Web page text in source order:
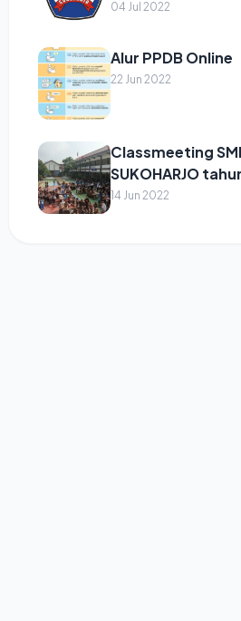
Pelajaran 2022/
04 Jul 2022
Alur PPDB Online
22 Jun 2022
Classmeeting
SUKOHARJO
14 Jun 2022